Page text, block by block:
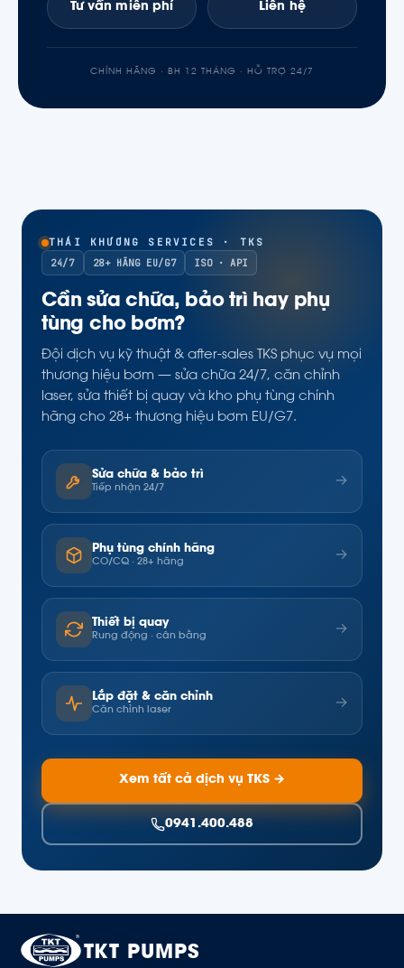
Tư vấn miễn phí Liên hệ
CHÍNH HÃNG · BH 12 THÁNG · HỖ TRỢ 24/7
THÁI KHƯƠNG SERVICES · TKS
24/7
28+ HÃNG EU/G7 ISO · API
Cần sửa chữa, bảo trì hay phụ
tùng cho bơm?
Đội dịch vụ kỹ thuật & after-sales TKS phục vụ mọi
thương hiệu bơm — sửa chữa 24/7, căn chỉnh
laser, sửa thiết bị quay và kho phụ tùng chính
hãng cho 28+ thương hiệu bơm EU/G7.
Sửa chữa & bảo trì
Tiếp nhận 24/7 →
Phụ tùng chính hãng
CO/CQ · 28+ hãng →
Thiết bị quay
Rung động · cân bằng →
Lắp đặt & căn chỉnh
Căn chỉnh laser →
Xem tất cả dịch vụ TKS →
0941.400.488
TKT PUMPS